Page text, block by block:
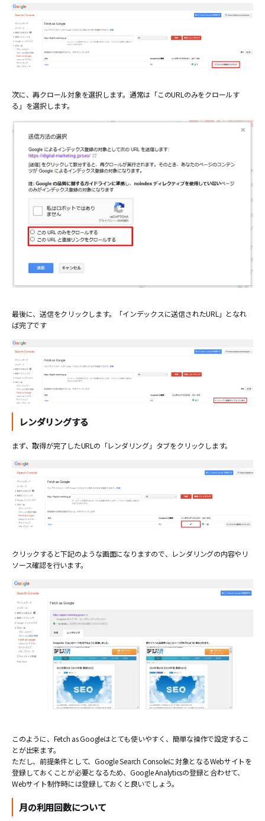
次に、再クロール対象を選択します。通常は「このURLのみをクロールす
る」を選択します。
最後に、送信をクリックします。「インデックスに送信されたURL」となれ
ば完了です
レンダリングする
まず、取得が完了したURLの「レンダリング」タブをクリックします。
クリックすると下記のような画面になりますので、レンダリングの内容やリ
ソース確認を行います。
このように、Fetch as Googleはとても使いやすく、簡単な操作で設定するこ
とが出来ます。
ただし、前提条件として、Google Search Consoleに対象となるWebサイトを
登録しておくことが必要となるため、Google Analyticsの登録と合わせて、
Webサイト制作時には登録しておくと良いでしょう。
月の利用回数について